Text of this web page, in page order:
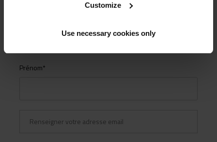
Customize
Use necessary cookies only
Prénom*